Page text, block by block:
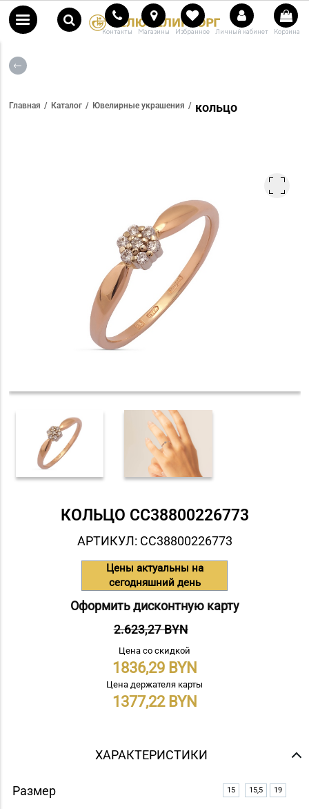
Контакты Магазины Избранное Личный кабинет Корзина
Главная Каталог Ювелирные украшения кольцо
КОЛЬЦО СC38800226773
АРТИКУЛ: СC38800226773
Цены актуальны на
сегодняшний день
Оформить дисконтную карту
2.623,27 BYN
Цена со скидкой
1836,29
Цена держателя карты
1377,22
ХАРАКТЕРИСТИКИ
Размер 15 15,5 19